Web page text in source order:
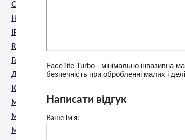
CO2 Лазер
HIFU (SMAS)
IPL/ELOS
RF
Газорідинний пілінг
Діодний лазер
Кріоліполіз
Мікроголковий RF
Мікростимуляція EMS
Мікрострум
FaceTite Turbo - мінімально інвазивна
безпечність при обробленні малих і
Написати відгук
Ваше ім'я: